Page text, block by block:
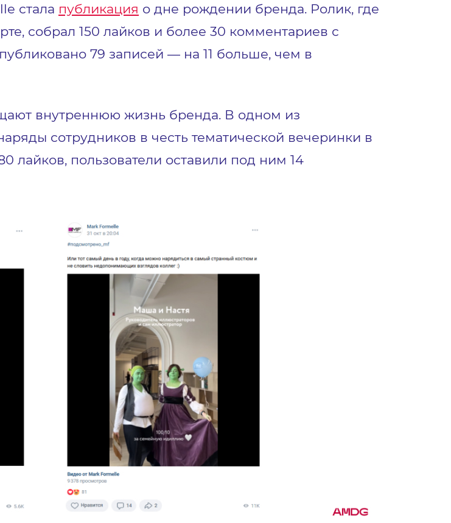
стала публикация о дне рождении бренда. Ролик, где
собрал 150 лайков и более 30 комментариев с
79 записей — на 11 больше, чем в
внутреннюю жизнь бренда. В одном из
сотрудников в честь тематической вечеринки в
лайков, пользователи оставили под ним 14